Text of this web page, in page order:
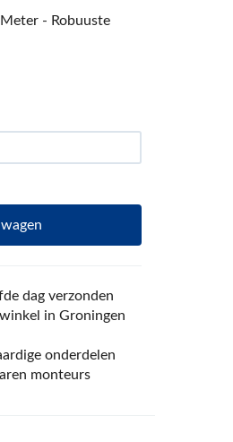
- Robuuste
dag verzonden
in Groningen
onderdelen
monteurs